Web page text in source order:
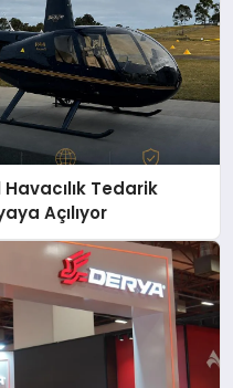
Tedarik
Açılıyor